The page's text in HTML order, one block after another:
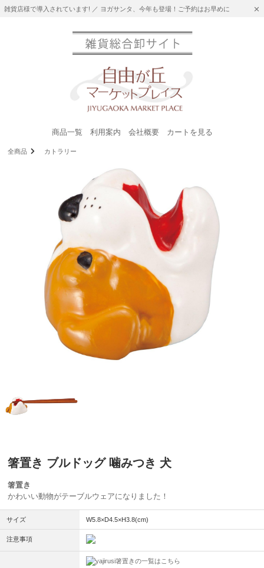
雑貨店様で導入されています! ／ ヨガサンタ、今年も登場！ご予約はお早めに
商品一覧 利用案内 会社概要 カートを見る
全商品 カトラリー
箸置き ブルドッグ 噛みつき 犬
箸置き
かわいい動物がテーブルウェアになりました！
サイズ W5.8×D4.5×H3.8(cm)
注意事項
箸置きの一覧はこちら